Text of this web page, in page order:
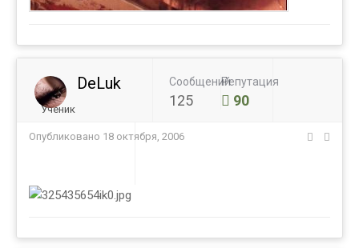
DeLuk
Ученик
Сообщений
125
Репутация
90
Опубликовано 18 октября, 2006